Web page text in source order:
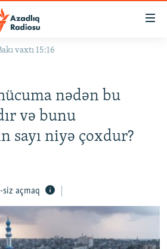
vaxtı 15:16
nədən bu
və bunu
sayı niyə çoxdur?
siz açmaq